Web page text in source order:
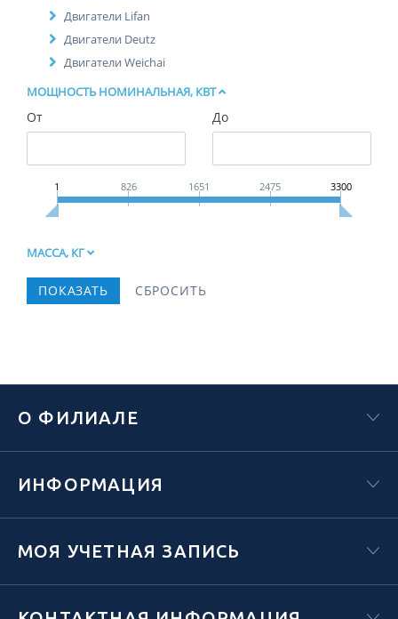
Двигатели Lifan
Двигатели Deutz
Двигатели Weichai
МОЩНОСТЬ НОМИНАЛЬНАЯ, КВТ
От До
1 826 1651 2475 3300
МАССА, КГ
О ФИЛИАЛЕ
ИНФОРМАЦИЯ
МОЯ УЧЕТНАЯ ЗАПИСЬ